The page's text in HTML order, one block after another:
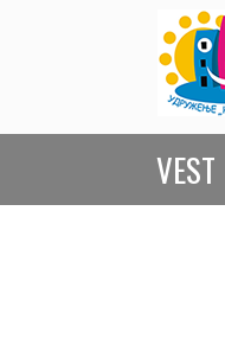
VEST